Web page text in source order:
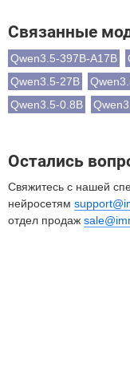
Связанные
Qwen3.5-397B-A17B
Qwen3.5-27B
Qwen3.5-0.8B
Остались
Свяжитесь с нашей
нейросетям
отдел продаж